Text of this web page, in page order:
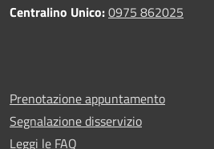
Centralino Unico:0975 862025
Prenotazione appuntamento
Segnalazione disservizio
Leggi le FAQ